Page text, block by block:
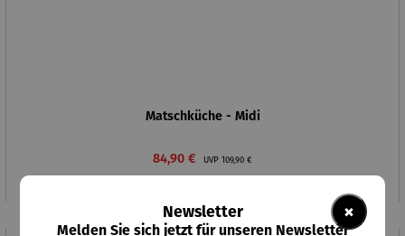
Matschküche - Midi
Verkaufspreis:
84,90 € UVP Regulärer Preis:
109,90 €
×
Newsletter
Melden Sie sich jetzt für unseren Newsletter